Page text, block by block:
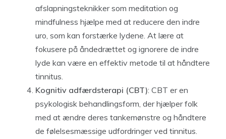
afslapningsteknikker som meditation og
mindfulness hjælpe med at reducere den indre
uro, som kan forstærke lydene. At lære at
fokusere på åndedrættet og ignorere de indre
lyde kan være en effektiv metode til at håndtere
tinnitus.
Kognitiv adfærdsterapi (CBT): CBT er en
psykologisk behandlingsform, der hjælper folk
med at ændre deres tankemønstre og håndtere
de følelsesmæssige udfordringer ved tinnitus.